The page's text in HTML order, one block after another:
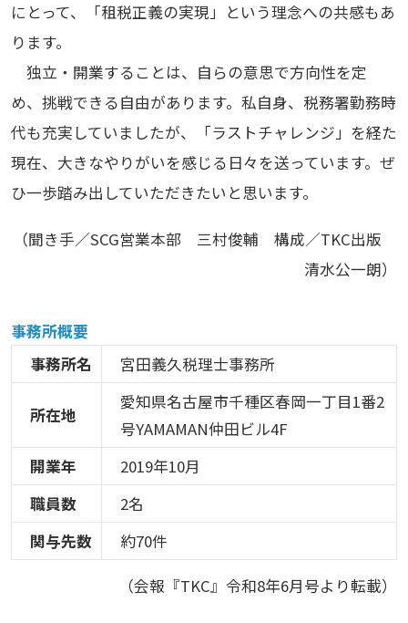
にとって、「租税正義の実現」という理念への共感もあ
ります。
独立・開業することは、自らの意思で方向性を定
め、挑戦できる自由があります。私自身、税務署勤務時
代も充実していましたが、「ラストチャレンジ」を経た
現在、大きなやりがいを感じる日々を送っています。ぜ
ひ一歩踏み出していただきたいと思います。
（聞き手／SCG営業本部 三村俊輔 構成／TKC出版
清水公一朗）
事務所概要
事務所名
宮田義久税理士事務所
所在地
愛知県名古屋市千種区春岡一丁目1番2
号YAMAMAN仲田ビル4F
開業年
2019年10月
職員数
2名
関与先数
約70件
（会報『TKC』令和8年6月号より転載）